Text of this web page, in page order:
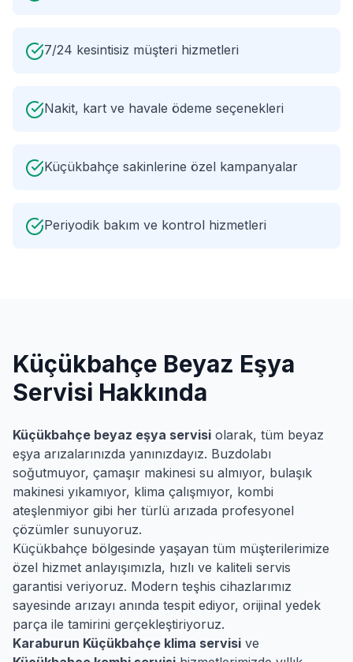
7/24 kesintisiz müşteri hizmetleri
Nakit, kart ve havale ödeme seçenekleri
Küçükbahçe sakinlerine özel kampanyalar
Periyodik bakım ve kontrol hizmetleri
Küçükbahçe Beyaz Eşya
Servisi Hakkında
Küçükbahçe beyaz eşya servisi olarak, tüm beyaz
eşya arızalarınızda yanınızdayız. Buzdolabı
soğutmuyor, çamaşır makinesi su almıyor, bulaşık
makinesi yıkamıyor, klima çalışmıyor, kombi
ateşlenmiyor gibi her türlü arızada profesyonel
çözümler sunuyoruz.
Küçükbahçe bölgesinde yaşayan tüm müşterilerimize
özel hizmet anlayışımızla, hızlı ve kaliteli servis
garantisi veriyoruz. Modern teşhis cihazlarımız
sayesinde arızayı anında tespit ediyor, orijinal yedek
parça ile tamirini gerçekleştiriyoruz.
Karaburun Küçükbahçe klima servisi ve